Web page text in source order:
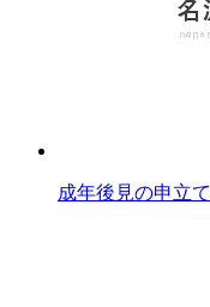
成年後見の申立て